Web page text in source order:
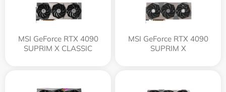
MSI GeForce RTX 4090
SUPRIM X CLASSIC
MSI GeForce RTX 4090
SUPRIM X